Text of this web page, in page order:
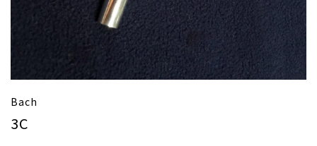
Bach
3C